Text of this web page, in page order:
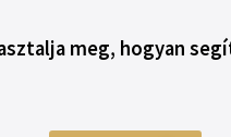
meg, hogyan